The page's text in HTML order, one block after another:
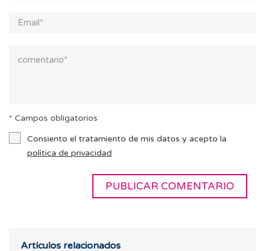
* Campos obligatorios
Consiento el tratamiento de mis datos y acepto la
política de privacidad
Artículos relacionados